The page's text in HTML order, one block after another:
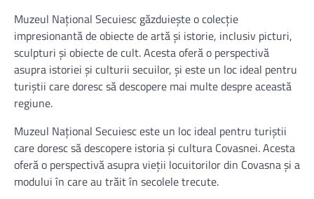
Muzeul Național Secuiesc găzduiește o colecție
impresionantă de obiecte de artă și istorie, inclusiv picturi,
sculpturi și obiecte de cult. Acesta oferă o perspectivă
asupra istoriei și culturii secuilor, și este un loc ideal pentru
turiștii care doresc să descopere mai multe despre această
regiune.
Muzeul Național Secuiesc este un loc ideal pentru turiștii
care doresc să descopere istoria și cultura Covasnei. Acesta
oferă o perspectivă asupra vieții locuitorilor din Covasna și a
modului în care au trăit în secolele trecute.